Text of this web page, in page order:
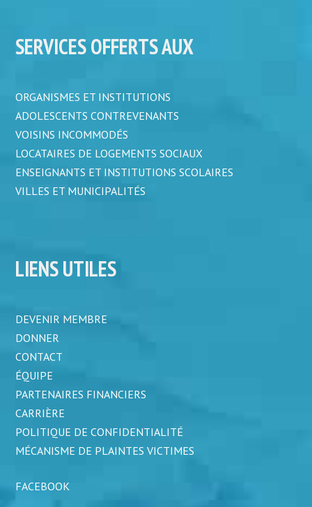
SERVICES OFFERTS AUX
ORGANISMES ET INSTITUTIONS
ADOLESCENTS CONTREVENANTS
VOISINS INCOMMODÉS
LOCATAIRES DE LOGEMENTS SOCIAUX
ENSEIGNANTS ET INSTITUTIONS SCOLAIRES
VILLES ET MUNICIPALITÉS
LIENS UTILES
DEVENIR MEMBRE
DONNER
CONTACT
ÉQUIPE
PARTENAIRES FINANCIERS
CARRIÈRE
POLITIQUE DE CONFIDENTIALITÉ
MÉCANISME DE PLAINTES VICTIMES
FACEBOOK